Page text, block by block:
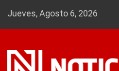
Jueves, Agosto 6, 2026